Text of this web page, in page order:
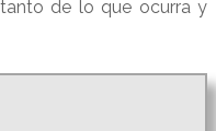
de lo que ocurra y